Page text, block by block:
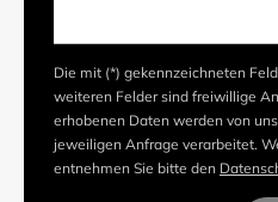
Die mit (*) gekennzeichneten
weiteren Felder sind freiwillige
erhobenen Daten werden von
jeweiligen Anfrage verarbeitet.
entnehmen Sie bitte den